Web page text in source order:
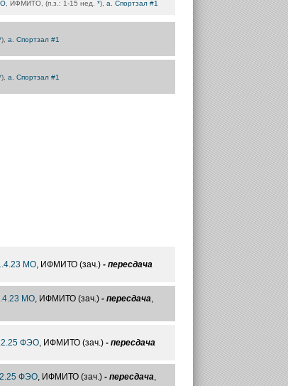
, ИФМИТО, (п.з.: 1-15 нед. *), а. Спортзал #1
), а. Спортзал #1
), а. Спортзал #1
МО, ИФМИТО (зач.) - пересдача
МО, ИФМИТО (зач.) - пересдача,
ФЭО, ИФМИТО (зач.) - пересдача
ФЭО, ИФМИТО (зач.) - пересдача,